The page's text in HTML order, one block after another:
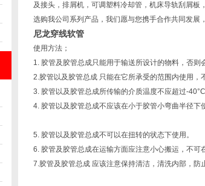
及接头，排屑机，可调塑料冷却管，机床导轨刮屑
选购我公司系列产品，我们愿与您携手合作共同发展
尼龙穿线软管
使用方法；
1. 胶管及胶管总成只能用于输送所设计的物料，否则
2.胶管以及胶管总成 只能在它所承受的范围内使用，
3. 胶管以及胶管总成所传输的介质温度不应超过-
4. 胶管以及胶管总成不应该在小于胶管小弯曲半径
5. 胶管以及胶管总成不可以在扭转的状态下使用。
6. 胶管及胶管总成在运输方面应注意小心搬运，不可
7.胶管及胶管总成 应该注意保持清洁，清洗内部，防